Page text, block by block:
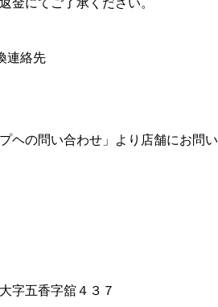
連絡先
ヘの問い合わせ」より店舗にお問い
字五香字舘４３７